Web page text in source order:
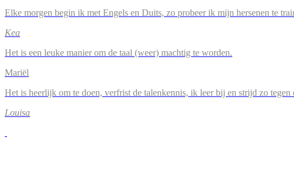
Elke morgen begin ik met Engels en Duits, zo probeer ik mijn hersenen te
Kea
Het is een leuke manier om de taal (weer) machtig te worden.
Mariël
Het is heerlijk om te doen, verfrist de talenkennis, ik leer bij en strijd zo tegen
Louisa